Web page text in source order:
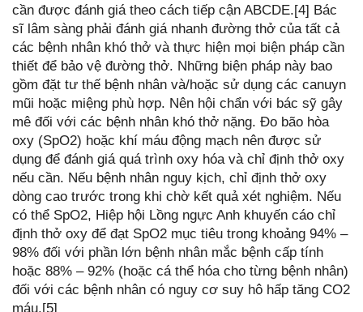
cần được đánh giá theo cách tiếp cận ABCDE.[4] Bác
sĩ lâm sàng phải đánh giá nhanh đường thở của tất cả
các bệnh nhân khó thở và thực hiện mọi biện pháp cần
thiết để bảo vệ đường thở. Những biện pháp này bao
gồm đặt tư thế bệnh nhân và/hoặc sử dụng các canuyn
mũi hoặc miệng phù hợp. Nên hội chẩn với bác sỹ gây
mê đối với các bệnh nhân khó thở nặng. Đo bão hòa
oxy (SpO2) hoặc khí máu động mạch nên được sử
dụng để đánh giá quá trình oxy hóa và chỉ định thở oxy
nếu cần. Nếu bệnh nhân nguy kịch, chỉ định thở oxy
dòng cao trước trong khi chờ kết quả xét nghiệm. Nếu
có thể SpO2, Hiệp hội Lồng ngực Anh khuyến cáo chỉ
định thở oxy để đạt SpO2 mục tiêu trong khoảng 94% –
98% đối với phần lớn bệnh nhân mắc bệnh cấp tính
hoặc 88% – 92% (hoặc cá thể hóa cho từng bệnh nhân)
đối với các bệnh nhân có nguy cơ suy hô hấp tăng CO2
máu.[5]